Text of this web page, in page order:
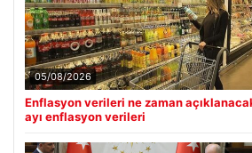
05/08/2026
Enflasyon verileri ne zaman
ayı enflasyon verileri